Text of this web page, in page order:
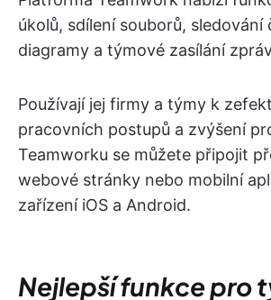
úkolů, sdílení souborů, sledování
diagramy a týmové zasílání
Používají jej firmy a týmy k
pracovních postupů a zvýšení
Teamworku se můžete připojit
webové stránky nebo mobilní
zařízení iOS a Android.
Nejlepší funkce pro